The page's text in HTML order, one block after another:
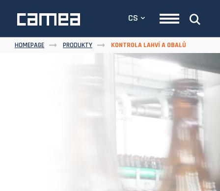
CS
HOMEPAGE PRODUKTY KONTROLA LAHVÍ A OBALŮ